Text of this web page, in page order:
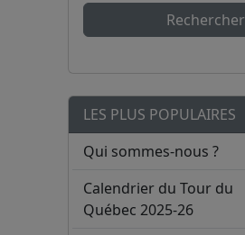
Rechercher
LES PLUS POPULAIRES
Qui sommes-nous ?
Calendrier du Tour du
Québec 2025-26